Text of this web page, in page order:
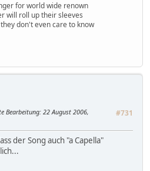
for world wide renown
will roll up their sleeves
don't even care to know
#731
Bearbeitung: 22 August 2006,
der Song auch "a Capella"